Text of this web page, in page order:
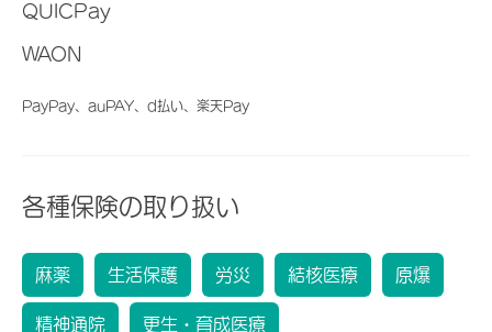
QUICPay
WAON
PayPay、auPAY、d払い、楽天Pay
各種保険の取り扱い
麻薬 生活保護 労災 結核医療 原爆
精神通院 更生・育成医療